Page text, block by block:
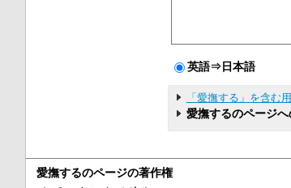
英語⇒日本語
「愛撫する」を含む
愛撫するのページへ
愛撫するのページの著作権